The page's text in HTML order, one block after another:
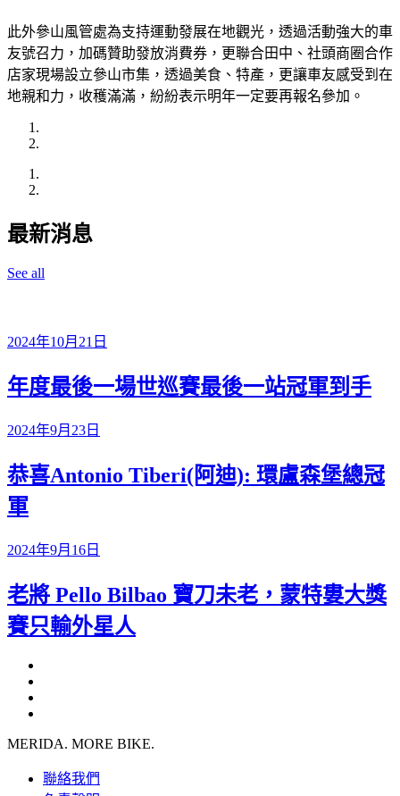
此外參山風管處為支持運動發展在地觀光，透過活動強大的車
友號召力，加碼贊助發放消費券，更聯合田中、社頭商圈合作
店家現場設立參山市集，透過美食、特產，更讓車友感受到在
地親和力，收穫滿滿，紛紛表示明年一定要再報名參加。
最新消息
See all
2024年10月21日
年度最後一場世巡賽最後一站冠軍到手
2024年9月23日
恭喜Antonio Tiberi(阿迪): 環盧森堡總冠
軍
2024年9月16日
老將 Pello Bilbao 寶刀未老，蒙特婁大獎
賽只輸外星人
MERIDA. MORE BIKE.
聯絡我們